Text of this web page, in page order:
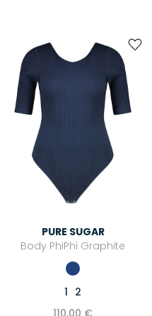
PURE SUGAR
Body PhiPhi Graphite
1 2